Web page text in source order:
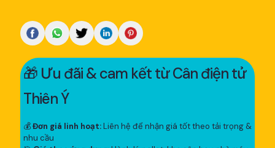
🎁 Ưu đãi & cam kết từ Cân điện tử
Thiên Ý
💰Đơn giá linh hoạt:Liên hệ để nhận giá tốt theo tải trọng &
nhu cầu